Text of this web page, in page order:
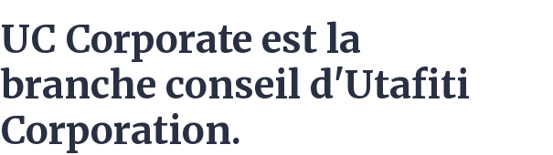
UC Corporate est la
branche conseil d'Utafiti
Corporation.